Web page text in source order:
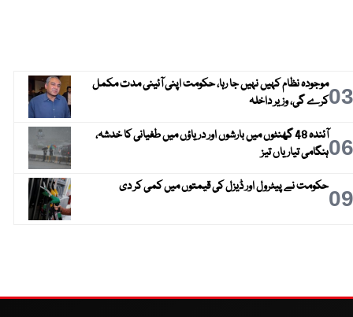
03موجودہ نظام کہیں نہیں جا رہا، حکومت اپنی آئینی مدت مکمل
کرے گی، وزیر داخلہ
06
آئندہ 48 گھنٹوں میں بارشوں اور دریاؤں میں طغیانی کا خدشہ،
ہنگامی تیاریاں تیز
09حکومت نے پیٹرول اور ڈیزل کی قیمتوں میں کمی کر دی